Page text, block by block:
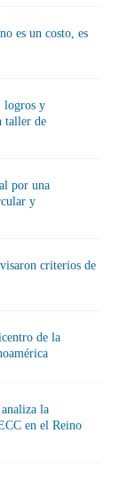
es un costo, es
logros y
taller de
por una
y
criterios de
de la
la
en el Reino